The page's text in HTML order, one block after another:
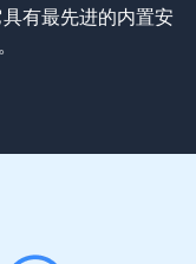
有最先进的内置安